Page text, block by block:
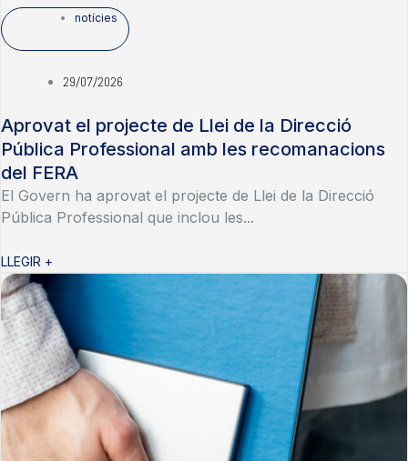
notícies
29/07/2026
Aprovat el projecte de Llei de la Direcció
Pública Professional amb les recomanacions
del FERA
El Govern ha aprovat el projecte de Llei de la Direcció
Pública Professional que inclou les...
LLEGIR +